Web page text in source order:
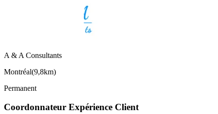
A & A Consultants
Montréal(9,8km)
Permanent
Coordonnateur Expérience Client